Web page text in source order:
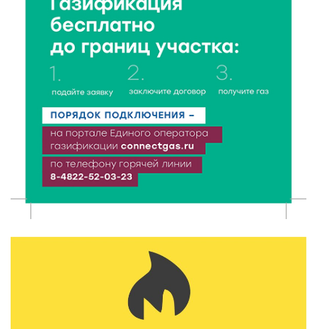
5 Авг 2026 18:07 511
От Святого Августина до кислотных рейвов:
необычная лекция об истории танцевальной
музыки
5 Авг 2026 17:07 356
Завершается обустройство трассы
Витязи — Духовщина — Белый — Нелидово в
Тверской области
5 Авг 2026 16:32 361
приобщают детей к здоровому образу жизни
327
Спорт и дисциплина: транспортные полицейские
Вышнего Волочка провели зарядку для школьников